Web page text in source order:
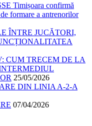
Timișoara confirmă
formare a antrenorilor
ÎNTRE JUCĂTORI,
CUM TRECEM DE LA
25/05/2026
DIN LINIA A-2-A
07/04/2026